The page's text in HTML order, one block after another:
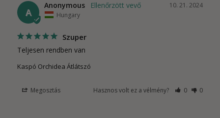
A
10. 21. 2024
Anonymous
Hungary
Szuper
Teljesen rendben van
Kaspó Orchidea Átlátszó
Megosztás Hasznos volt ez a vélmény? 0 0